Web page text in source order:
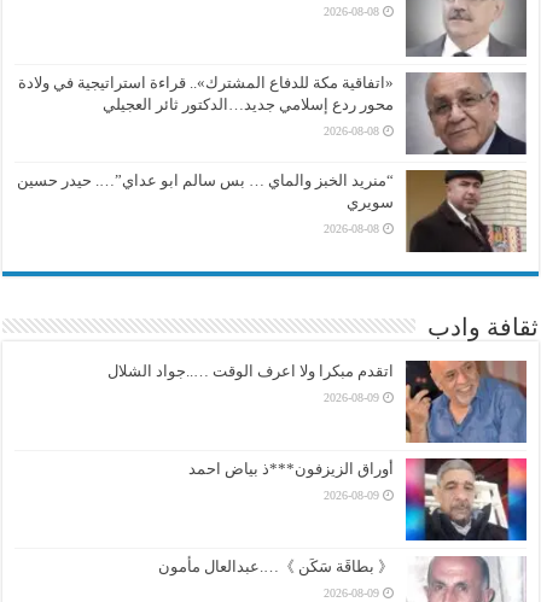
2026-08-08
«اتفاقية مكة للدفاع المشترك».. قراءة استراتيجية في ولادة
محور ردع إسلامي جديد…الدكتور ثائر العجيلي
2026-08-08
“منريد الخبز والماي … بس سالم ابو عداي”…. حيدر حسين
سويري
2026-08-08
ثقافة وادب
اتقدم مبكرا ولا اعرف الوقت …..جواد الشلال
2026-08-09
أوراق الزيزفون***ذ بياض احمد
2026-08-09
《 بطاقَة سَكَن 》….عبدالعال مأمون
2026-08-09